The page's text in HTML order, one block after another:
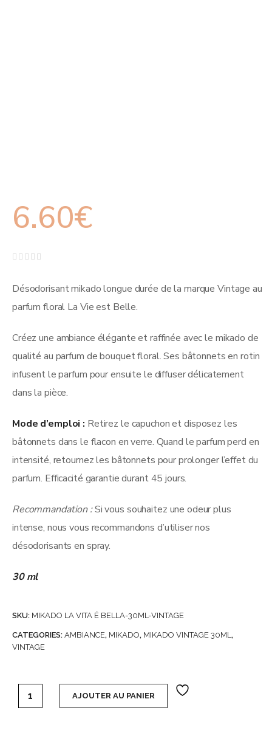
6.60€
sur
5
Désodorisant mikado longue durée de la marque Vintage au
parfum floral La Vie est Belle.
Créez une ambiance élégante et raffinée avec le mikado de
qualité au parfum de bouquet floral. Ses bâtonnets en rotin
infusent le parfum pour ensuite le diffuser délicatement
dans la pièce.
Mode d’emploi : Retirez le capuchon et disposez les
bâtonnets dans le flacon en verre. Quand le parfum perd en
intensité, retournez les bâtonnets pour prolonger l’effet du
parfum. Efficacité garantie durant 45 jours.
Recommandation :Si vous souhaitez une odeur plus
intense, nous vous recommandons d’utiliser nos
désodorisants en spray.
30 ml
SKU: MIKADO LA VITA É BELLA-30ML-VINTAGE
CATEGORIES: AMBIANCE, MIKADO, MIKADO VINTAGE 30ML ,
VINTAGE
Carton de 6 Mikados Vintage 30 ml (soit 1,10€ l'unité) -
AJOUTER AU PANIER